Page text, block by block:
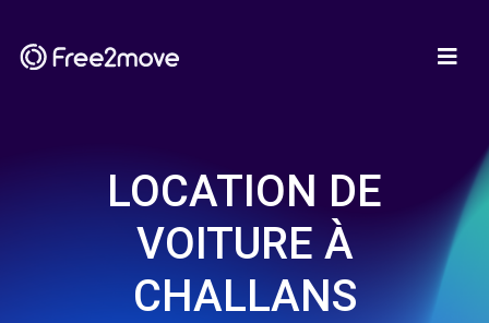
LOCATION DE
VOITURE À
CHALLANS